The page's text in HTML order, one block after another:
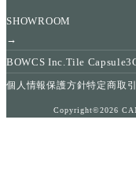
SHOWROOM
→
BOWCS Inc.Tile Capsule
個人情報保護方針特定商取
Copyright©2026